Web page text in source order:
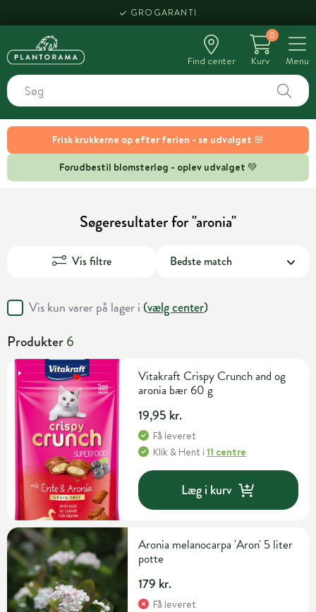
GROGARANTI
Find center
0
Kurv
Menu
Frisk krukkerne op efter ferien - se udvalget 🌸
Forudbestil blomsterløg - oplev udvalget 💚
Søgeresultater for "aronia"
Vis filtre
Vis kun varer på lager i (vælg center)
Produkter6
Vitakraft Crispy Crunch and og
aronia bær 60 g
19,95 kr.
Få leveret
Klik & Hent i11 centre
Læg i kurv
Aronia melanocarpa 'Aron' 5 liter
potte
179 kr.
Få leveret